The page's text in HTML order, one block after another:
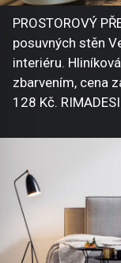
PROSTOROVÝ
posuvných stěn
interiéru.
zbarvením, cena
128 Kč.